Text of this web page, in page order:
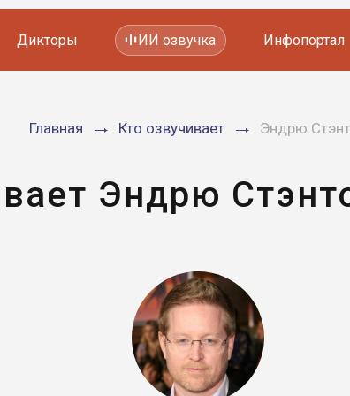
Мультфильмов
Дикторы ИИ озвучка Инфопортал
Главная Кто озвучивает Эндрю
Эндрю